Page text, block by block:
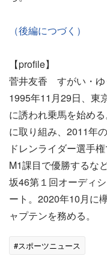
（後編につづく）
【profile】
菅井友香 すがい・
1995年11月29日、東
に誘われ乗馬を始め
に取り組み、2011年
ドレンライダー選手
M1課目で優勝するな
坂46第１回オーディ
ート。2020年10月に
ャプテンを務める。
#スポーツニュース